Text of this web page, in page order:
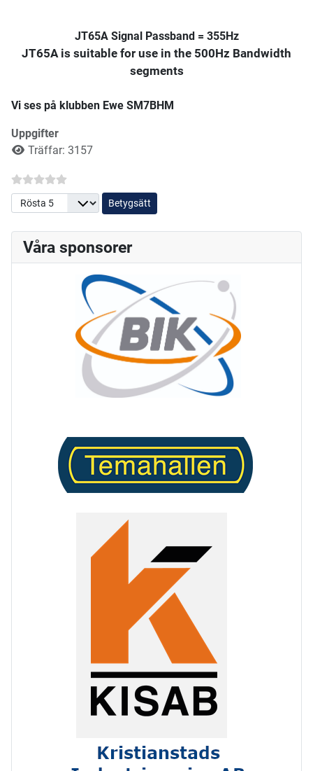
JT65A Signal Passband = 355Hz
JT65A is suitable for use in the 500Hz Bandwidth
segments
Vi ses på klubben Ewe SM7BHM
Uppgifter
Träffar: 3157
Betygsätt
Våra sponsorer